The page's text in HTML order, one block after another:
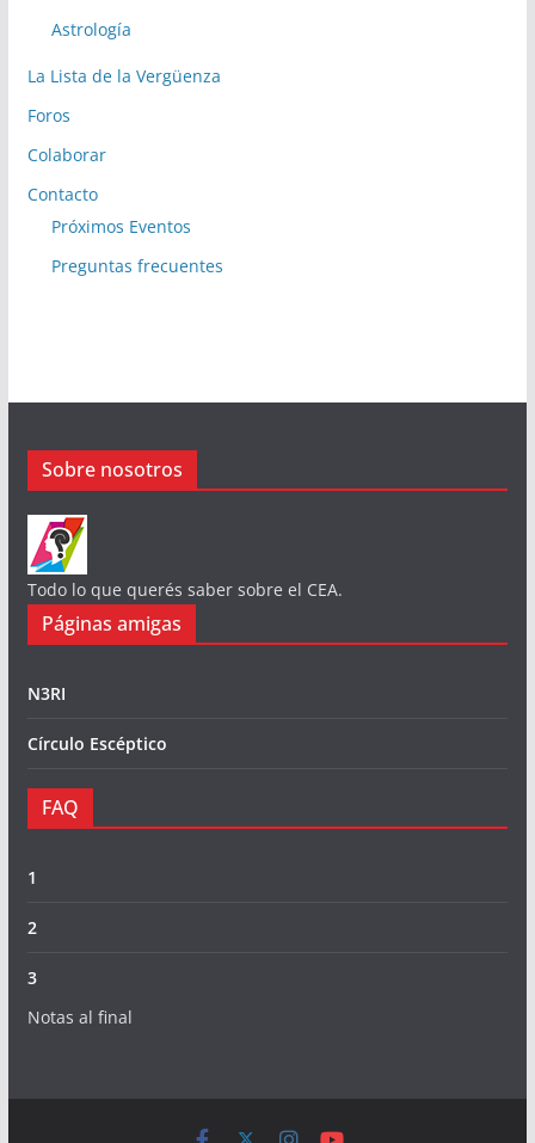
Astrología
La Lista de la Vergüenza
Foros
Colaborar
Contacto
Próximos Eventos
Preguntas frecuentes
Sobre nosotros
Todo lo que querés saber sobre el CEA.
Páginas amigas
N3RI
Círculo Escéptico
FAQ
1
2
3
Notas al final